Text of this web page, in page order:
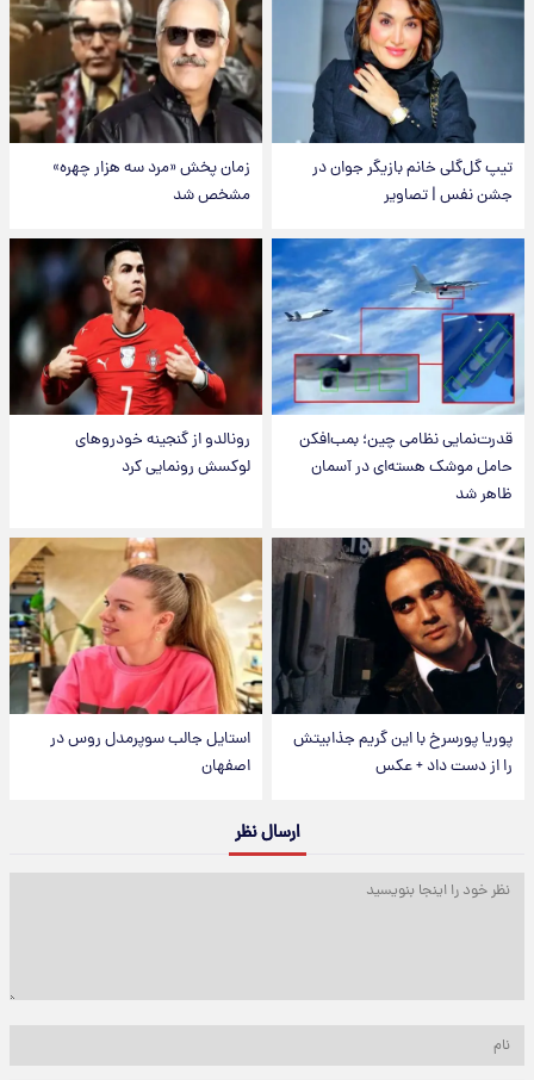
تیپ گل‌گلی خانم بازیگر جوان در
جشن نفس | تصاویر
زمان پخش «مرد سه هزار چهره»
مشخص شد
قدرت‌نمایی نظامی چین؛ بمب‌افکن
حامل موشک هسته‌ای در آسمان
ظاهر شد
رونالدو از گنجینه خودروهای
لوکسش رونمایی کرد
پوریا پورسرخ با این گریم جذابیتش
را از دست داد + عکس
استایل جالب سوپرمدل روس در
اصفهان
ارسال نظر